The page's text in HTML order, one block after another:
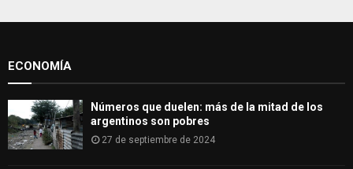
o
H
ECONOMÍA
Números que duelen: más de la mitad de los
argentinos son pobres
27 de septiembre de 2024